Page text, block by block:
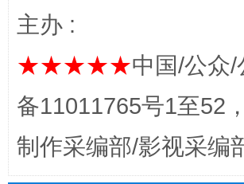
主办 :
★★★★★中国/公众
备11011765号1至52
制作采编部/影视采编